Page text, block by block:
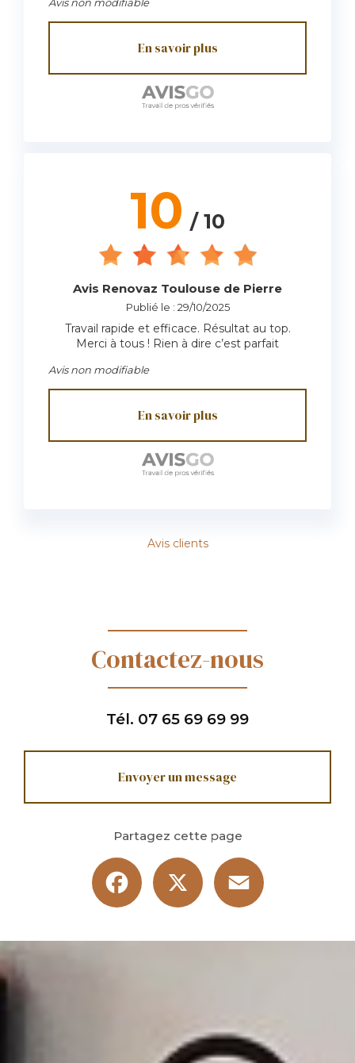
résultat. Le travail est d’une qualité
exceptionnelle, avec une finitions impeccables
Mention spéciale au patron, Gabriel, une
bonus, il m’a même offert les spots pour ma
piscine, ce qui sublime encore d'avantage ma
Avis non modifiable
En savoir plus
10 / 10
Avis Renovaz Toulouse de Pierre
Publié le : 29/10/2025
Travail rapide et efficace. Résultat au top.
Merci à tous ! Rien à dire c’est parfait
Avis non modifiable
En savoir plus
Avis clients
Contactez-nous
Tél. 07 65 69 69 99
Envoyer un message
Partagez cette page
Facebook